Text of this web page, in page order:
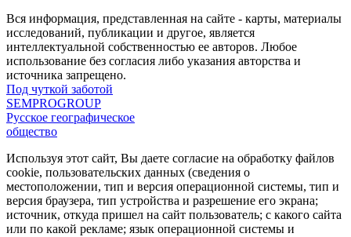
Вся информация, представленная на сайте - карты, материалы
исследований, публикации и другое, является
интеллектуальной собственностью ее авторов. Любое
использование без согласия либо указания авторства и
источника запрещено.
Под чуткой заботой
SEMPROGROUP
Русское географическое
общество
Используя этот сайт, Вы даете согласие на обработку файлов
cookie, пользовательских данных (сведения о
местоположении, тип и версия операционной системы, тип и
версия браузера, тип устройства и разрешение его экрана;
источник, откуда пришел на сайт пользователь; с какого сайта
или по какой рекламе; язык операционной системы и